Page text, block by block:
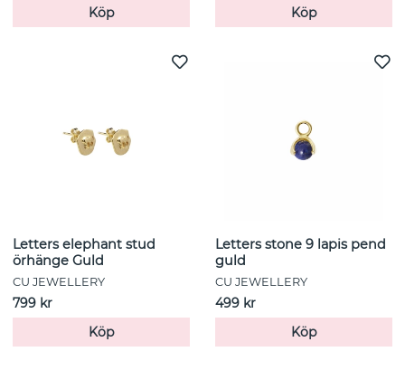
Köp
Köp
Letters elephant stud
örhänge Guld
CU JEWELLERY
799 kr
Köp
Letters stone 9 lapis pend
guld
CU JEWELLERY
499 kr
Köp